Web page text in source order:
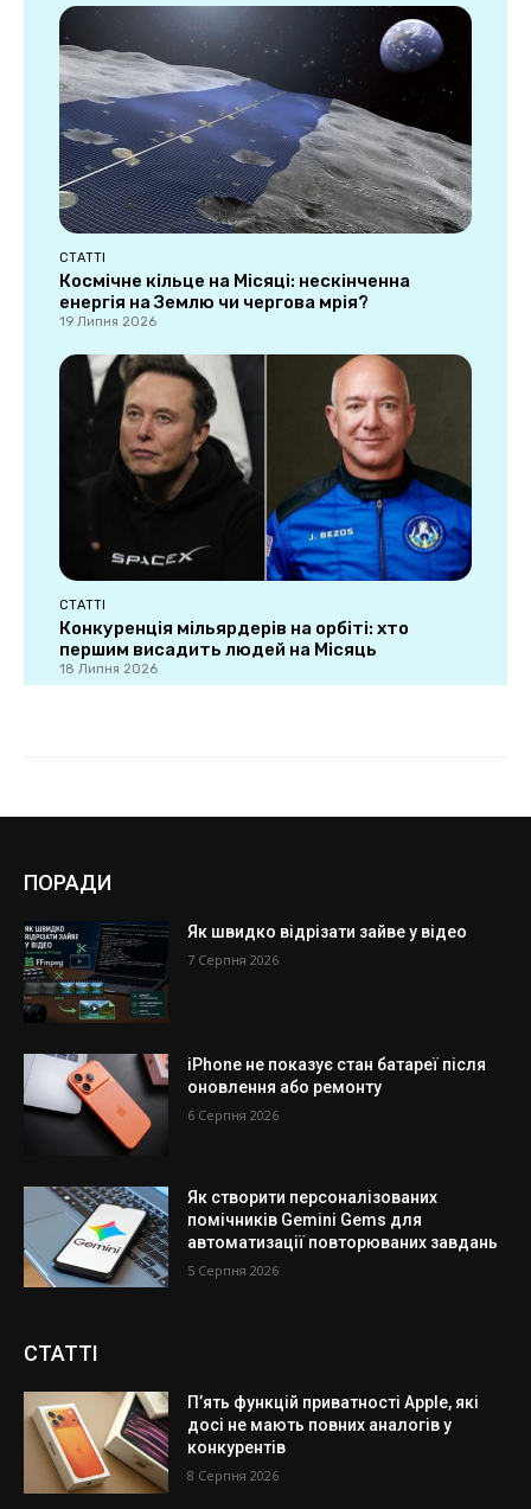
ПОРАДИ
Як швидко відрізати зайве у відео
7 Серпня 2026
iPhone не показує стан батареї після
оновлення або ремонту
6 Серпня 2026
Як створити персоналізованих
помічників Gemini Gems для
автоматизації повторюваних завдань
5 Серпня 2026
СТАТТІ
П’ять функцій приватності Apple, які
досі не мають повних аналогів у
конкурентів
8 Серпня 2026